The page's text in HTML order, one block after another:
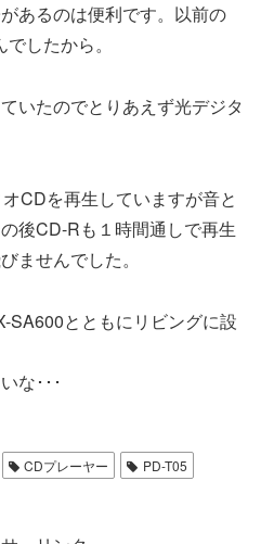
あるのは便利です。以前の
したから。
いたのでとりあえず光デジタ
CDを再生していますが音と
後CD-Rも１時間通しで再生
ませんでした。
SA600とともにリビングに設
な･･･
CDプレーヤー
PD-T05